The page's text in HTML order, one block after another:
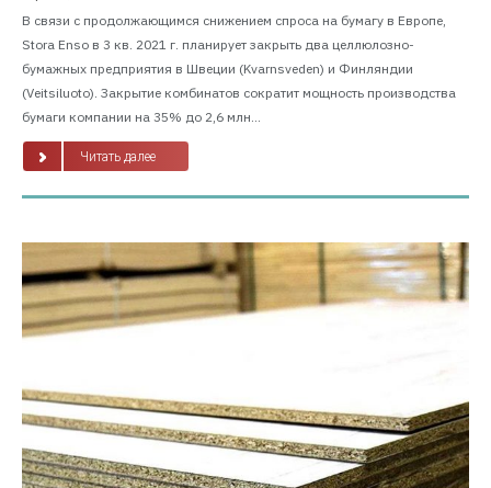
В связи с продолжающимся снижением спроса на бумагу в Европе,
Stora Enso в 3 кв. 2021 г. планирует закрыть два целлюлозно-
бумажных предприятия в Швеции (Kvarnsveden) и Финляндии
(Veitsiluoto). Закрытие комбинатов сократит мощность производства
бумаги компании на 35% до 2,6 млн...
Читать далее